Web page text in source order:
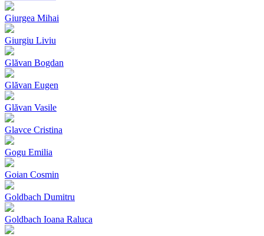
Giurgea Mihai
Giurgiu Liviu
Glăvan Bogdan
Glăvan Eugen
Glăvan Vasile
Glavce Cristina
Gogu Emilia
Goian Cosmin
Goldbach Dumitru
Goldbach Ioana Raluca